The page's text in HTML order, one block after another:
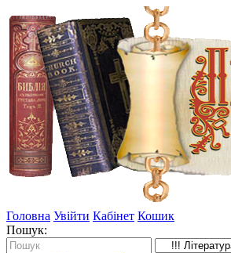
Головна Увійти Кабінет Кошик
Пошук: